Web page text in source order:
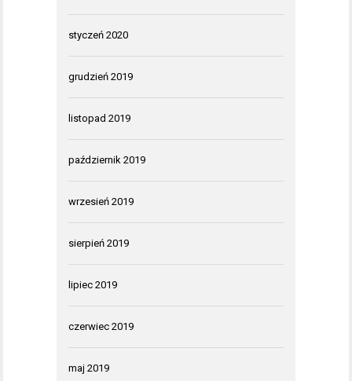
styczeń 2020
grudzień 2019
listopad 2019
październik 2019
wrzesień 2019
sierpień 2019
lipiec 2019
czerwiec 2019
maj 2019